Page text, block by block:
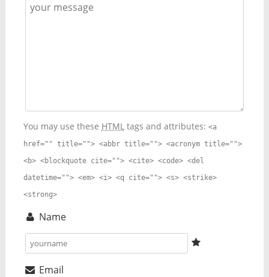
You may use these HTMLtags and attributes: <a
href="" title=""> <abbr title=""> <acronym title="">
<b> <blockquote cite=""> <cite> <code> <del
datetime=""> <em> <i> <q cite=""> <s> <strike>
<strong>
Name
Email